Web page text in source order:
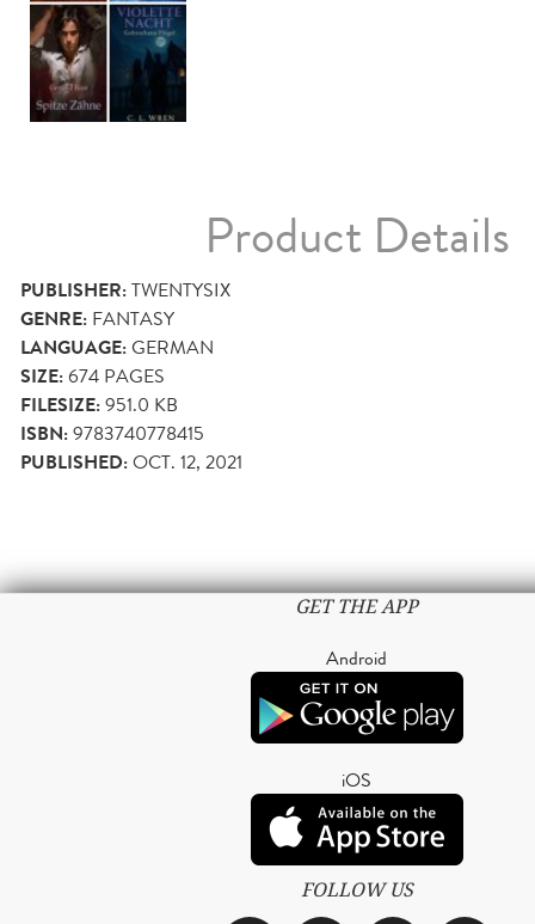
Product Details
PUBLISHER:TWENTYSIX
GENRE: FANTASY
LANGUAGE:GERMAN
SIZE:674 PAGES
FILESIZE:951.0 KB
ISBN:9783740778415
PUBLISHED:OCT. 12, 2021
GET THE APP
Android
iOS
FOLLOW US